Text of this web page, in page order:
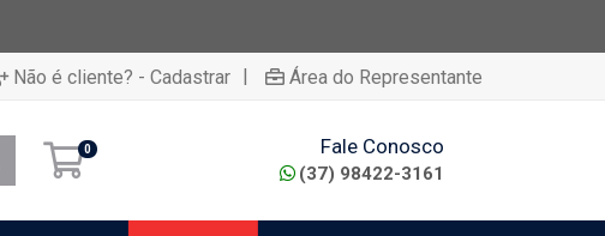
Não é cliente? - Cadastrar | Área do Representante
0 Fale Conosco
(37) 98422-3161